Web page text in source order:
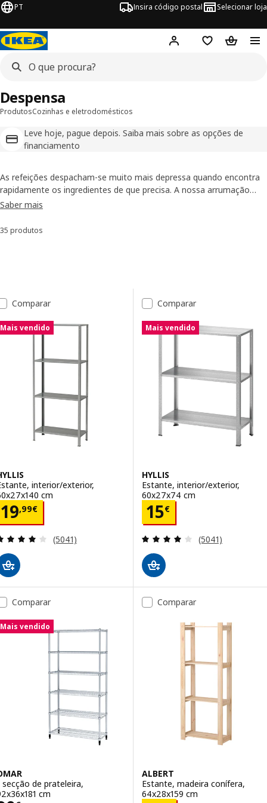
PT Insira código postal Selecionar loja
Hej! Inicie sessão
FavoritosCesto de
ProdutosCozinhas e eletrodomésticos
Leve hoje, pague depois. Saiba mais sobre as opções de
financiamento
Despensa
As refeições despacham-se muito mais depressa quando encontra
rapidamente os ingredientes de que precisa. A nossa arrumação
para despensa deixa todos os mantimentos da cozinha à vista.
espaço que tem e use
Saber mais
Ordenar e Filtrar
35 produtos
Lista de resultados
Comparar
Mais vendido
interior/exterior,
cm
19,99€19,99€
Avaliação: 4.1 fora de 5 estrelas. Total de
(5041)
Comparar
Mais vendido
HYLLIS
Estante, interior/exterior,
60x27x74 cm
15€
Preço 15€
Avaliação: 4.1
(5041)
Comparar
Mais vendido
secção de prateleira,
cm
Comparar
ALBERT
Estante, madeira conífera,
64x28x159 cm